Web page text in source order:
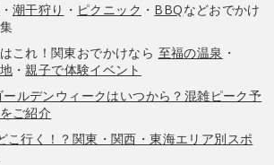
・ 潮干狩り ・ ピクニック ・ BBQなどおでかけ
これ！関東おでかけなら 至福の温泉 ・
・親子で体験イベント
ルデンウィークはいつから？混雑ピーク予
ご紹介
こ行く！？関東・関西・東海エリア別スポ